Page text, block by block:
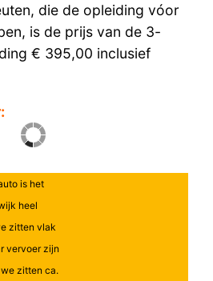
die de opleiding vóor
is de prijs van de 3-
€ 395,00 inclusief
is het
heel
zitten vlak
vervoer zijn
zitten ca.